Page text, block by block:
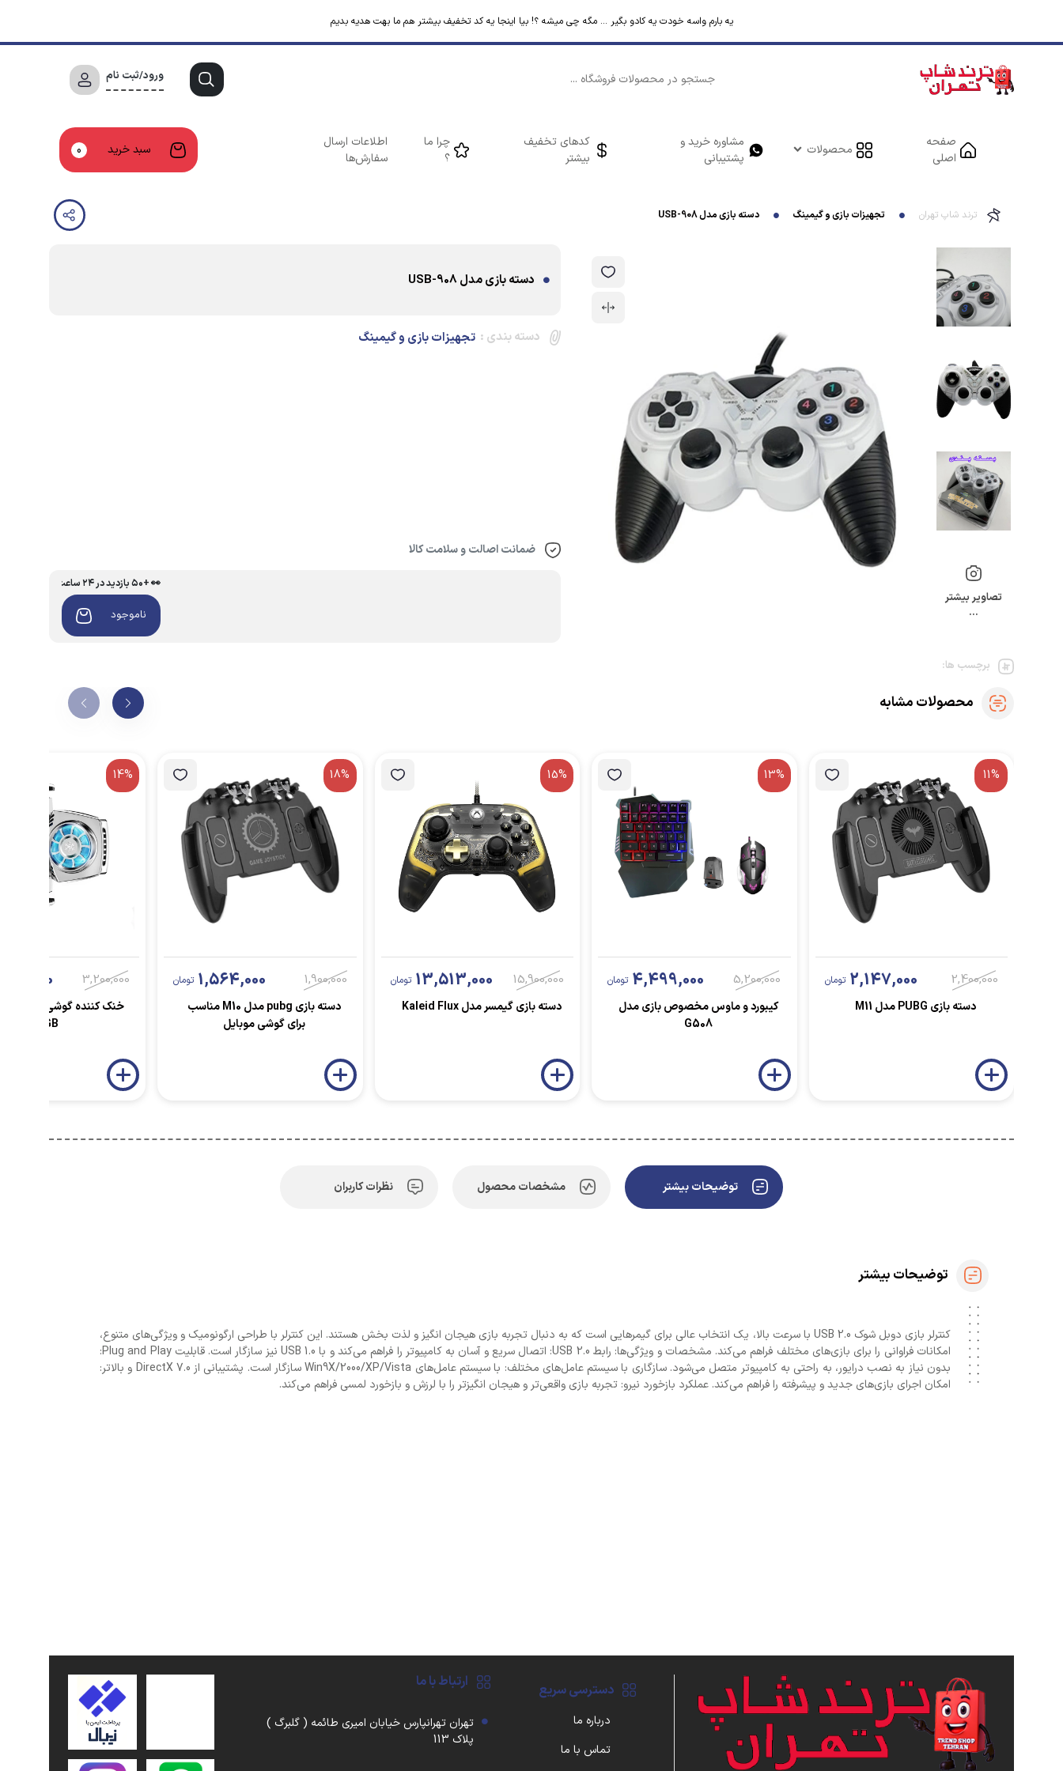
یه بارم واسه خودت یه کادو بگیر ... مگه چی میشه ؟! بیا اینجا یه کد تخفیف بیشتر هم ما بهت هدیه بدیم
ورود/ثبت نام
صفحه
اصلی
محصولات
مشاوره خرید و
پشتیبانی
کدهای تخفیف
بیشتر
چرا ما
؟
اطلاعات ارسال
سفارش‌ها
سبد خرید 0
ترند شاپ تهران تجهیزات بازی و گیمینگ دسته بازی مدل USB-908
تصاویر بیشتر
…
دسته بازی مدل USB-908
دسته بندی : تجهیزات بازی و گیمینگ
ضمانت اصالت و سلامت کالا
👀 +۵۰ بازدید در ۲۴ ساعت اخیر
ناموجود
برچسب ها:
محصولات مشابه
11%
2,400,000
2,147,000 تومان
دسته بازی PUBG مدل M11
13%
5,200,000
4,499,000 تومان
کیبورد و ماوس مخصوص بازی مدل
G508
15%
15,900,000
13,513,000 تومان
دسته بازی گیمسر مدل Kaleid Flux
18%
1,900,000
1,564,000 تومان
دسته بازی pubg مدل M10 مناسب
برای گوشی موبایل
14%
3,200,000
RGB
توضیحات بیشتر مشخصات محصول نظرات کاربران
توضیحات بیشتر
کنترلر بازی دوبل شوک USB 2.0 با سرعت بالا، یک انتخاب عالی برای گیمرهایی است که به دنبال تجربه بازی هیجان انگیز و لذت بخش هستند. این کنترلر با طراحی ارگونومیک و ویژگی‌های متنوع،
امکانات فراوانی را برای بازی‌های مختلف فراهم می‌کند. مشخصات و ویژگی‌ها: رابط USB 2.0: اتصال سریع و آسان به کامپیوتر را فراهم می‌کند و با USB 1.0 نیز سازگار است. قابلیت Plug and Play:
بدون نیاز به نصب درایور، به راحتی به کامپیوتر متصل می‌شود. سازگاری با سیستم عامل‌های مختلف: با سیستم عامل‌های Win9X/2000/XP/Vista سازگار است. پشتیبانی از DirectX 7.0 و بالاتر:
امکان اجرای بازی‌های جدید و پیشرفته را فراهم می‌کند. عملکرد بازخورد نیرو: تجربه بازی واقعی‌تر و هیجان انگیزتر را با لرزش و بازخورد لمسی فراهم می‌کند.
دسترسی سریع
درباره ما
تماس با ما
ارتباط با ما
تهران تهرانپارس خیابان امیری طائمه ( گلبرگ )
پلاک 113